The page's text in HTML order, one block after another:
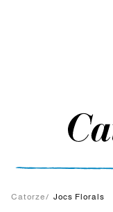
Catorze/ Jocs Florals